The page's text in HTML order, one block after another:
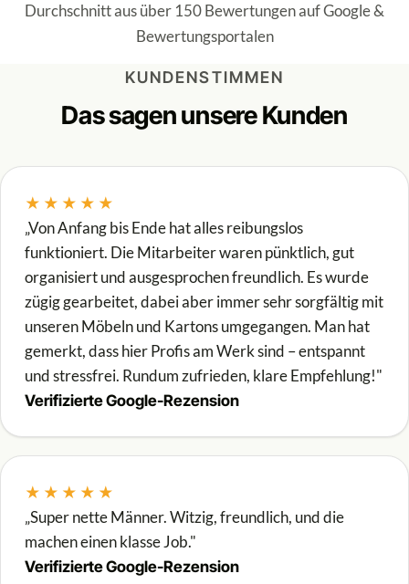
Durchschnitt aus über 150 Bewertungen auf Google &
Bewertungsportalen
KUNDENSTIMMEN
Das sagen unsere Kunden
★★★★★
„Von Anfang bis Ende hat alles reibungslos
funktioniert. Die Mitarbeiter waren pünktlich, gut
organisiert und ausgesprochen freundlich. Es wurde
zügig gearbeitet, dabei aber immer sehr sorgfältig mit
unseren Möbeln und Kartons umgegangen. Man hat
gemerkt, dass hier Profis am Werk sind – entspannt
und stressfrei. Rundum zufrieden, klare Empfehlung!"
Verifizierte Google-Rezension
★★★★★
„Super nette Männer. Witzig, freundlich, und die
machen einen klasse Job."
Verifizierte Google-Rezension